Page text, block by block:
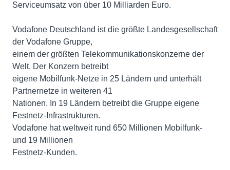
Serviceumsatz von über 10 Milliarden Euro.
Vodafone Deutschland ist die größte Landesgesellschaft
der Vodafone Gruppe,
einem der größten Telekommunikationskonzerne der
Welt. Der Konzern betreibt
eigene Mobilfunk-Netze in 25 Ländern und unterhält
Partnernetze in weiteren 41
Nationen. In 19 Ländern betreibt die Gruppe eigene
Festnetz-Infrastrukturen.
Vodafone hat weltweit rund 650 Millionen Mobilfunk-
und 19 Millionen
Festnetz-Kunden.